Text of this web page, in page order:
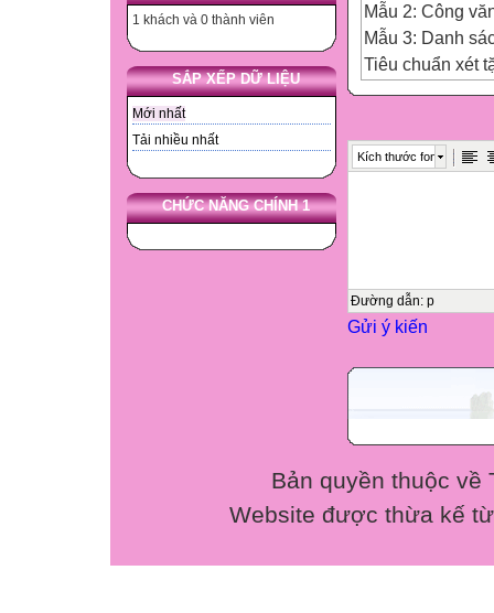
1 khách và 0 thành viên
SẮP XẾP DỮ LIỆU
Mới nhất
Tải nhiều nhất
CHỨC NĂNG CHÍNH 1
Mẫu 2: Công
Mẫu 3: Danh
Tiêu chuẩn xét
-Cán bộ, giáo
+ Nam đủ 34
+ Nữ đủ 29
Kích thước font
Đường dẫn: p
Gửi ý kiến
Bản quyền thuộc về
Website được thừa kế